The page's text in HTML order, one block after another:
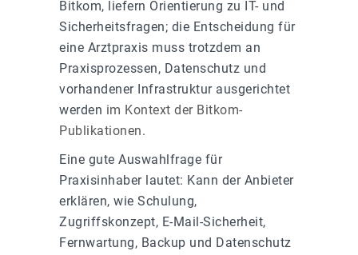
Bitkom, liefern Orientierung zu IT- und
Sicherheitsfragen; die Entscheidung für
eine Arztpraxis muss trotzdem an
Praxisprozessen, Datenschutz und
vorhandener Infrastruktur ausgerichtet
werden im Kontext der Bitkom-
Publikationen.
Eine gute Auswahlfrage für
Praxisinhaber lautet: Kann der Anbieter
erklären, wie Schulung,
Zugriffskonzept, E-Mail-Sicherheit,
Fernwartung, Backup und Datenschutz